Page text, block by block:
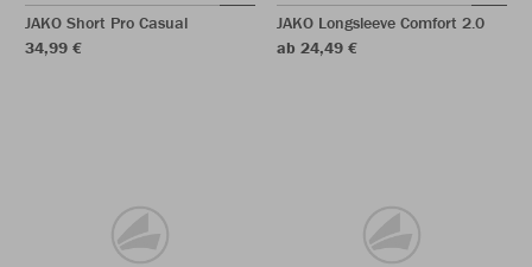
JAKO Short Pro Casual
34,99 €
JAKO Longsleeve Comfort 2.0
ab 24,49 €